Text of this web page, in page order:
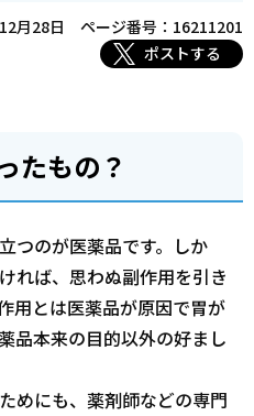
月28日
ページ番号：16211201
ポストする
たもの？
つのが医薬品です。しか
れば、思わぬ副作用を引き
用とは医薬品が原因で胃が
品本来の目的以外の好まし
めにも、薬剤師などの専門